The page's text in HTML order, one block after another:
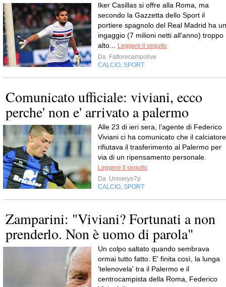
Iker Casillas si offre alla Roma, ma
secondo la Gazzetta dello Sport il
portiere spagnolo del Real Madrid ha un
ingaggio (7 milioni netti all'anno) troppo
alto...
Leggere il seguito
Da Fattorecampolive
CALCIO SPORT
Comunicato ufficiale: viviani, ecco
perche' non e' arrivato a palermo
Alle 23 di ieri sera, l’agente di Federico
Viviani ci ha comunicato che il calciatore
rifiutava il trasferimento al Palermo per
via di un ripensamento personale.
Leggere il seguito
Da Univeryo7p
CALCIO SPORT
Zamparini: "Viviani? Fortunati a non
prenderlo. Non è uomo di parola"
Un colpo saltato quando sembrava
ormai tutto fatto. E' finita così, la lunga
'telenovela' tra il Palermo e il
centrocampista della Roma, Federico